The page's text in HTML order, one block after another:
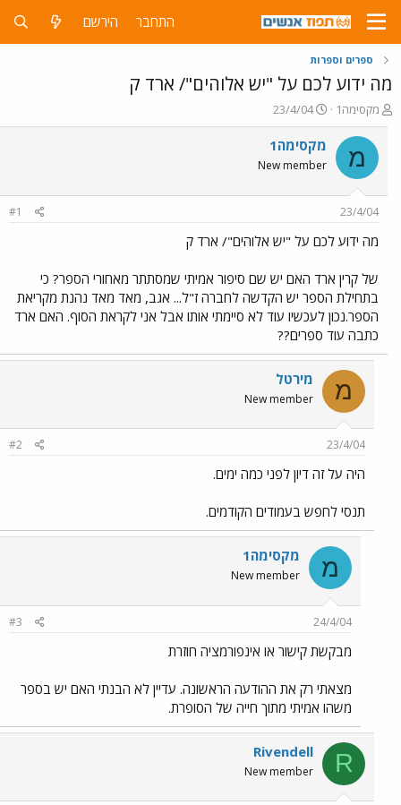
התחבר הירשם
ספרים וספרות
מה ידוע לכם על "יש אלוהים"/ ארד ק
פ
ו
ת
ח
ה
ש
א
מקסימה1
פ
ו
ר
ס
ם
ר
23/4/04
מ מקסימה1
New member
23/4/04
#1
מה ידוע לכם על "יש אלוהים"/ ארד ק
של קרין ארד האם יש שם סיפור אמיתי שמסתתר מאחורי הספר? כי
בתחילת הספר יש הקדשה לחברה ז"ל... אגב, מאד מאד נהנת מקריאת
הספר.נכון לעכשיו עוד לא סיימתי אותו אבל אני לקראת הסוף. האם ארד
כתבה עוד ספרים??
מ מירטל
New member
23/4/04
#2
היה על זה דיון לפני כמה ימים.
תנסי לחפש בעמודים הקודמים.
מ מקסימה1
New member
24/4/04
#3
מבקשת קישור או אינפורמציה חוזרת
מצאתי רק את ההודעה הראשונה. עדיין לא הבנתי האם יש בספר
משהו אמיתי מתוך חייה של הסופרת.
R
Rivendell
New member